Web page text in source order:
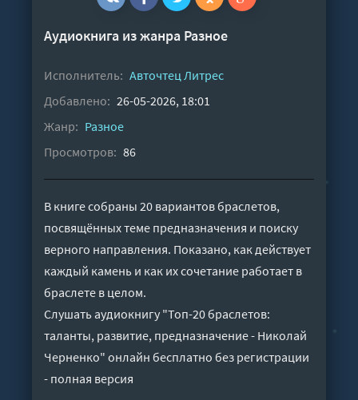
Аудиокнига из жанра Разное
Исполнитель: Авточтец Литрес
Добавлено: 26-05-2026, 18:01
Жанр: Разное
Просмотров: 86
В книге собраны 20 вариантов браслетов,
посвящённых теме предназначения и поиску
верного направления. Показано, как действует
каждый камень и как их сочетание работает в
браслете в целом.
Слушать аудиокнигу "Топ-20 браслетов:
таланты, развитие, предназначение - Николай
Черненко" онлайн бесплатно без регистрации
- полная версия